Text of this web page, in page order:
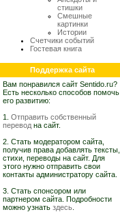
стишки
Смешные
картинки
Истории
Счетчики событий
Гостевая книга
Поддержка сайта
Вам понравился сайт Sentido.ru?
Есть несколько способов помочь
его развитию:
1. Отправить собственный
перевод на сайт.
2. Стать модератором сайта,
получив права добавлять тексты,
стихи, переводы на сайт. Для
этого нужно отправить свои
контакты администратору сайта.
3. Стать спонсором или
партнером сайта. Подробности
можно узнать здесь